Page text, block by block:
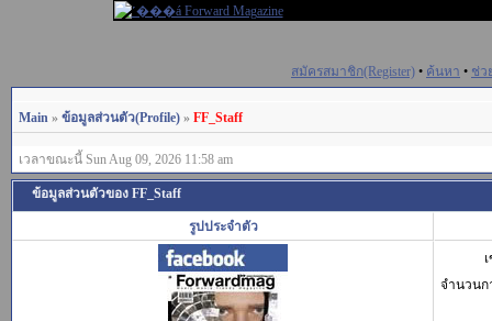
สมัครสมาชิก(Register) • ค้นหา • ช่ว
Main » ข้อมูลส่วนตัว(Profile) » FF_Staff
เวลาขณะนี้ Sun Aug 09, 2026 11:58 am
ข้อมูลส่วนตัวของ FF_Staff
รูปประจำตัว
จำนวน